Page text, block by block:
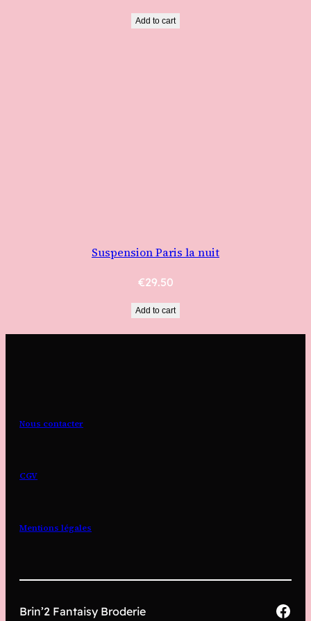
Add to cart
Suspension Paris la nuit
€29.50
Add to cart
Nous contacter
CGV
Mentions légales
Brin’2 Fantaisy Broderie